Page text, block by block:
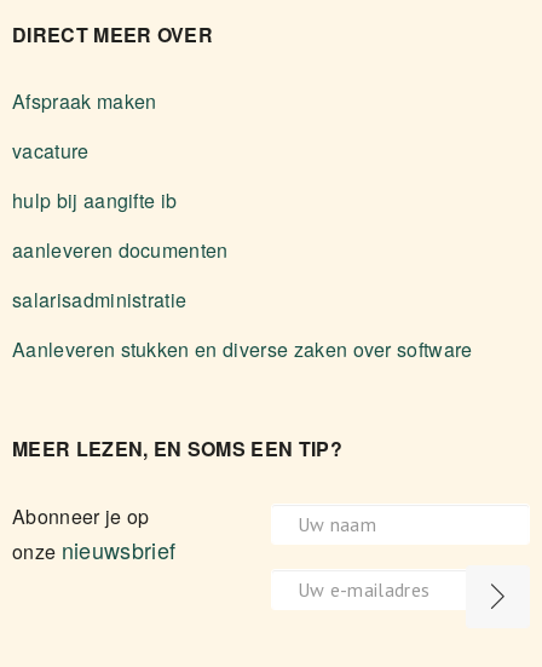
DIRECT MEER OVER
Afspraak maken
vacature
hulp bij aangifte ib
aanleveren documenten
salarisadministratie
Aanleveren stukken en diverse zaken over software
MEER LEZEN, EN SOMS EEN TIP?
Abonneer je op
onze nieuwsbrief